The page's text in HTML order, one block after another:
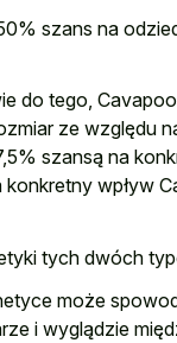
szans na
do tego,
ze względu
szansą na
wpływ
tych dwóch
może
i wyglądzie